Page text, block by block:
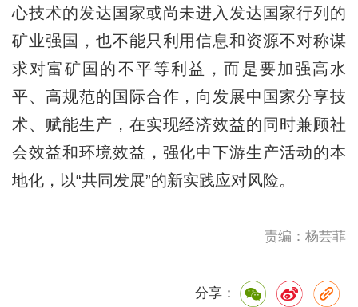
心技术的发达国家或尚未进入发达国家行列的
矿业强国，也不能只利用信息和资源不对称谋
求对富矿国的不平等利益，而是要加强高水
平、高规范的国际合作，向发展中国家分享技
术、赋能生产，在实现经济效益的同时兼顾社
会效益和环境效益，强化中下游生产活动的本
地化，以“共同发展”的新实践应对风险。
责编：杨芸菲
分享：